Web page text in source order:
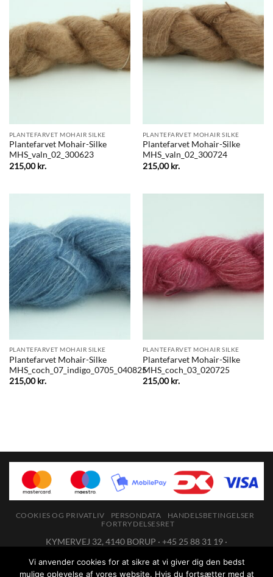
PLANTEFARVET MOHAIR SILKE
Plantefarvet Mohair-Silke
MHS_valn_02_300623
215,00kr.
PLANTEFARVET MOHAIR SILKE
Plantefarvet Mohair-Silke
MHS_valn_02_300724
215,00kr.
PLANTEFARVET MOHAIR SILKE
Plantefarvet Mohair-Silke
MHS_coch_07_indigo_0705_040825
215,00kr.
PLANTEFARVET MOHAIR SILKE
Plantefarvet Mohair-Silke
MHS_coch_03_020725
215,00kr.
COOKIES OG PRIVATLIV PERSONDATA
HANDELSBETINGELSER
FORTRYDELSESRET
KYMERVEJ 32, 4140 BORUP · +45 25 88 31 19 ·
Du kan kontakte os på tlf.: +45 25 88 31 19 mellem 10 og 14 eller på
Vi anvender cookies for at sikre at vi giver dig den bedst
mulige oplevelse af vores website. Hvis du fortsætter med at